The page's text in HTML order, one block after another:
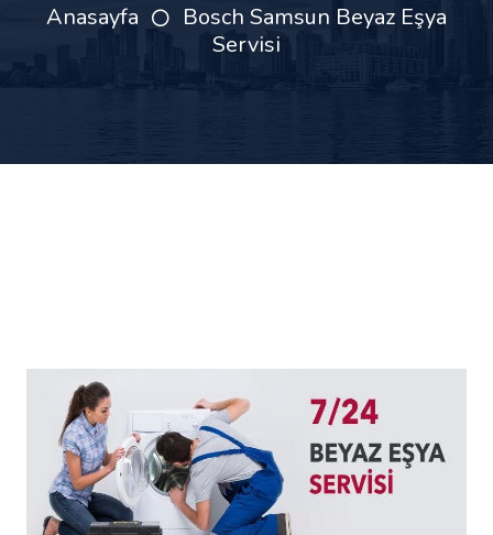
Anasayfa
Bosch Samsun Beyaz Eşya
Servisi